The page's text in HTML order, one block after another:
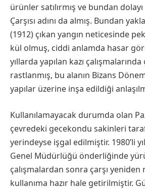
ürünler satılırmış ve bundan
Çarşısı adını da almış. Bundan
(1912) çıkan yangın neticesinde
kül olmuş, ciddi anlamda hasar
yıllarda yapılan kazı
rastlanmış, bu alanın Bizans
yapılar üzerine inşa edildiği
Kullanılamayacak durumda olan
çevredeki gecekondu sakinleri
yerindeyse işgal edilmiştir. 1980’li
Genel Müdürlüğü önderliğinde
çalışmalardan sonra çarşı
kullanıma hazır hale getirilmiştir.